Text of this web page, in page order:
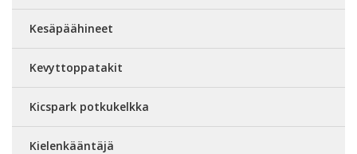
Kesäpäähineet
Kevyttoppatakit
Kicspark potkukelkka
Kielenkääntäjä